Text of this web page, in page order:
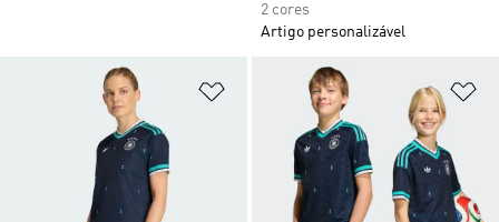
2 cores
Artigo personalizável
Adicionar à Lista de Desejos